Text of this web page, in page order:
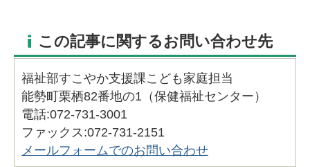
この記事に関するお問い合わせ先
福祉部すこやか支援課こども家庭担当
能勢町栗栖82番地の1（保健福祉センター）
電話:072-731-3001
ファックス:072-731-2151
メールフォームでのお問い合わせ